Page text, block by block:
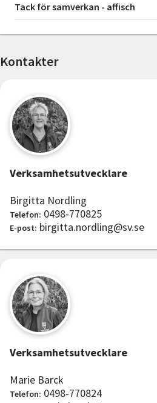
Tack för samverkan - affisch
Kontakter
Verksamhetsutvecklare
Birgitta Nordling
Telefon: 0498-770825
E-post: birgitta.nordling@sv.se
Verksamhetsutvecklare
Marie Barck
Telefon: 0498-770824